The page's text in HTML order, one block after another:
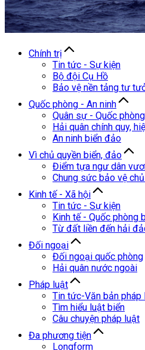
Chính trị
Tin tức - Sự kiện
Bộ đội Cụ Hồ
Bảo vệ nền tảng tư
Quốc phòng - An ninh
Quân sự - Quốc phòng
Hải quân chính quy,
An ninh biển đảo
Vì chủ quyền biển, đảo
Điểm tựa ngư dân
Chung sức bảo vệ
Kinh tế - Xã hội
Tin tức - Sự kiện
Kinh tế - Quốc phòng
Từ đất liền đến hải
Đối ngoại
Đối ngoại quốc phòng
Hải quân nước ngoài
Pháp luật
Tin tức-Văn bản pháp
Tìm hiểu luật biển
Câu chuyện pháp luật
Đa phương tiện
Longform